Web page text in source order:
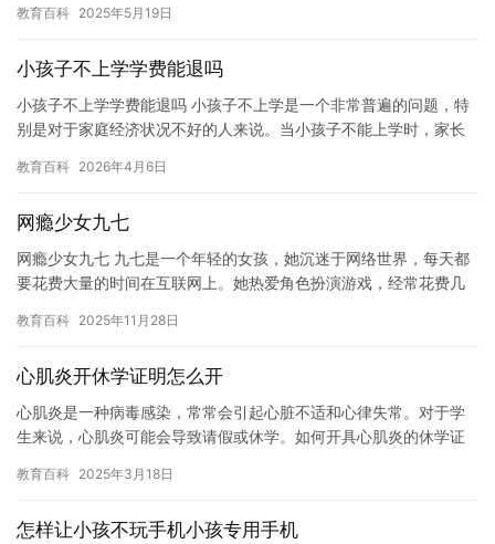
面临…
教育百科 2025年5月19日
小孩子不上学学费能退吗
小孩子不上学学费能退吗 小孩子不上学是一个非常普遍的问题，特
别是对于家庭经济状况不好的人来说。当小孩子不能上学时，家长
家…
教育百科 2026年4月6日
网瘾少女九七
网瘾少女九七 九七是一个年轻的女孩，她沉迷于网络世界，每天都
要花费大量的时间在互联网上。她热爱角色扮演游戏，经常花费几
健…
教育百科 2025年11月28日
心肌炎开休学证明怎么开
心肌炎是一种病毒感染，常常会引起心脏不适和心律失常。对于学
生来说，心肌炎可能会导致请假或休学。如何开具心肌炎的休学证
校或…
教育百科 2025年3月18日
怎样让小孩不玩手机小孩专用手机